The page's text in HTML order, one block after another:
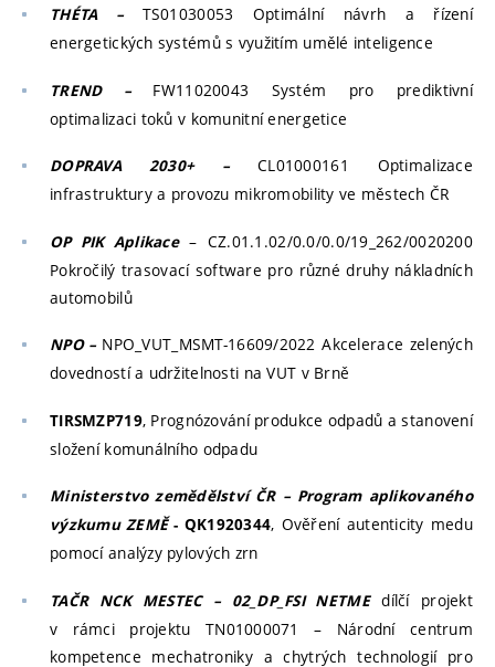
THÉTA – TS01030053 Optimální návrh a řízení
energetických systémů s využitím umělé inteligence
TREND – FW11020043 Systém pro prediktivní
optimalizaci toků v komunitní energetice
DOPRAVA 2030+ –CL01000161 Optimalizace
infrastruktury a provozu mikromobility ve městech ČR
OP PIK Aplikace– CZ.01.1.02/0.0/0.0/19_262/0020200
Pokročilý trasovací software pro různé druhy nákladních
automobilů
NPO – NPO_VUT_MSMT-16609/2022 Akcelerace zelených
dovedností a udržitelnosti na VUT v Brně
TIRSMZP719, Prognózování produkce odpadů a stanovení
složení komunálního odpadu
Ministerstvo zemědělství ČR – Program aplikovaného
výzkumu ZEMĚ- QK1920344, Ověření autenticity medu
pomocí analýzy pylových zrn
TAČR NCK MESTEC – 02_DP_FSI NETMEdílčí projekt
v rámci projektu TN01000071 – Národní centrum
kompetence mechatroniky a chytrých technologií pro